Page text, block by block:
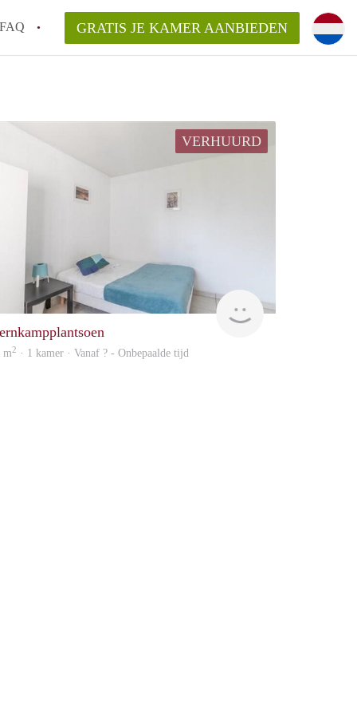
FAQ
vinden!
GRATIS JE KAMER AANBIEDEN
VERHUURD
m2 · 1 kamer · Vanaf ? - Onbepaalde tijd